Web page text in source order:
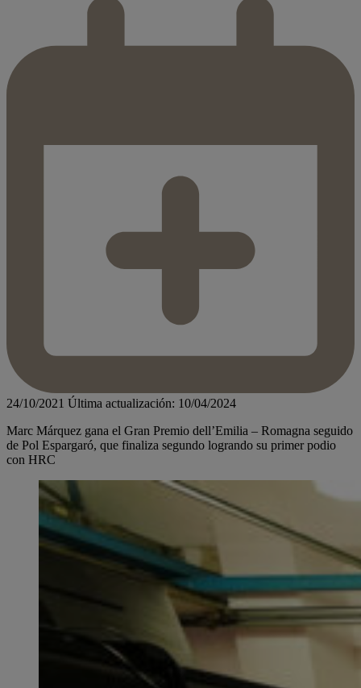
24/10/2021 Última actualización: 10/04/2024
Marc Márquez gana el Gran Premio dell’Emilia – Romagna seguido
de Pol Espargaró, que finaliza segundo logrando su primer podio
con HRC